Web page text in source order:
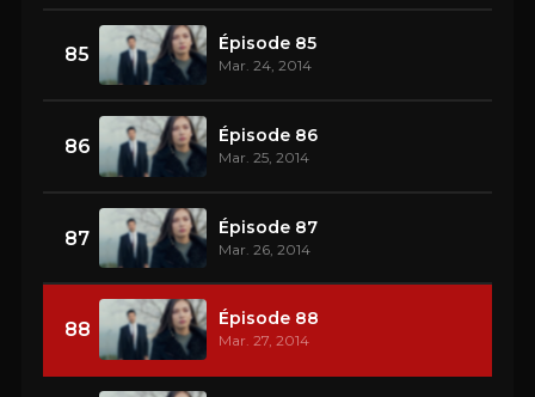
85 Épisode 85
Mar. 24, 2014
86 Épisode 86
Mar. 25, 2014
87 Épisode 87
Mar. 26, 2014
88 Épisode 88
Mar. 27, 2014